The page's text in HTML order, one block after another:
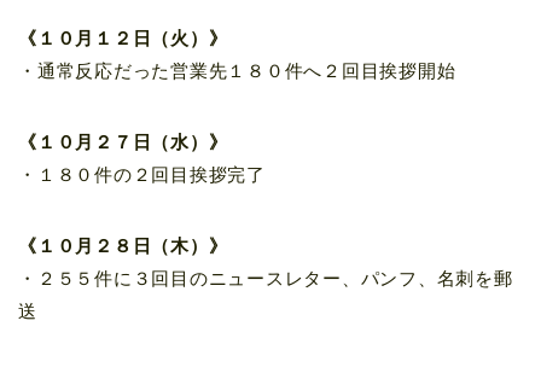
《１０月１２日（火）》
・通常反応だった営業先１８０件へ２回目挨拶開始
《１０月２７日（水）》
・１８０件の２回目挨拶完了
《１０月２８日（木）》
・２５５件に３回目のニュースレター、パンフ、名刺を郵
送